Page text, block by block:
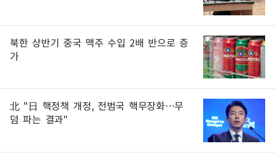
북한 상반기 중국 맥주 수입 2배 반으로 증
가
北 "日 핵정책 개정, 전범국 핵무장화…무
덤 파는 결과"